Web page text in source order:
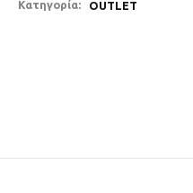
Κατηγορία:
OUTLET